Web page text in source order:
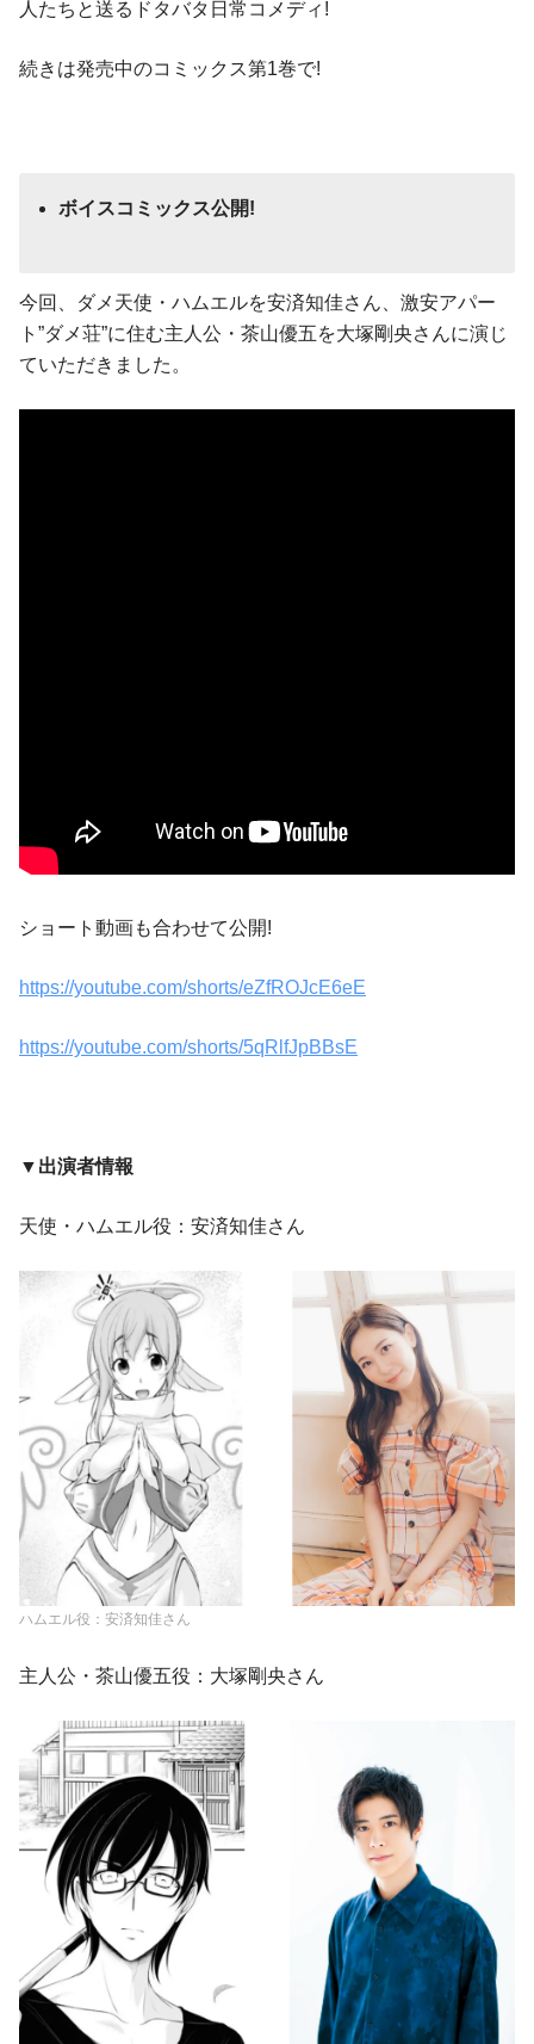
人たちと送るドタバタ日常コメディ!
続きは発売中のコミックス第1巻で!
ボイスコミックス公開!
今回、ダメ天使・ハムエルを安済知佳さん、激安アパー
ト”ダメ荘”に住む主人公・茶山優五を大塚剛央さんに演じ
ていただきました。
ショート動画も合わせて公開!
https://youtube.com/shorts/eZfROJcE6eE
https://youtube.com/shorts/5qRlfJpBBsE
▼出演者情報
天使・ハムエル役：安済知佳さん
ハムエル役：安済知佳さん
主人公・茶山優五役：大塚剛央さん